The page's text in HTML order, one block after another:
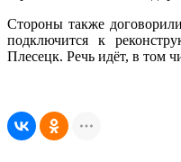
Стороны также
подключится к
Плесецк. Речь идёт, в том